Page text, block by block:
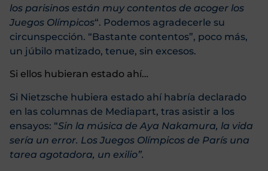
los parisinos están muy contentos de acoger los
Juegos Olímpicos“. Podemos agradecerle su
circunspección. “Bastante contentos”, poco más,
un júbilo matizado, tenue, sin excesos.
Si ellos hubieran estado ahí…
Si Nietzsche hubiera estado ahí habría declarado
en las columnas de Mediapart, tras asistir a los
ensayos: “Sin la música de Aya Nakamura, la vida
sería un error. Los Juegos Olímpicos de París una
tarea agotadora, un exilio”.